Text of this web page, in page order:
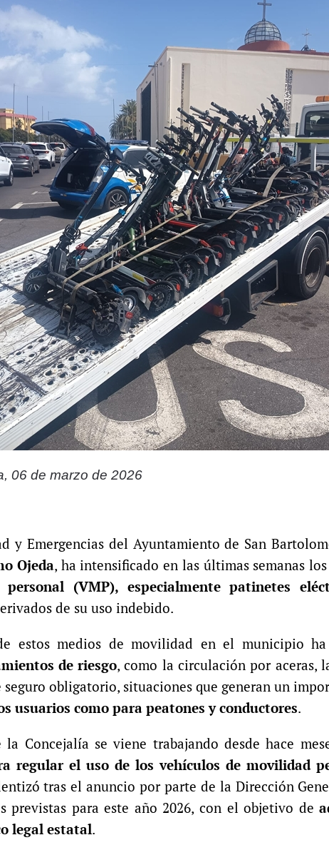
06 de marzo de 2026
y Emergencias del Ayuntamiento de San
Ojeda, ha intensificado en las últimas semanas
(VMP), especialmente patinetes
de su uso indebido.
estos medios de movilidad en el municipio ha
de riesgo, como la circulación por aceras,
seguro obligatorio, situaciones que generan un
usuarios como para peatones y conductores.
la Concejalía se viene trabajando desde hace
regular el uso de los vehículos de movilidad
tras el anuncio por parte de la Dirección
previstas para este año 2026, con el objetivo de
legal estatal.